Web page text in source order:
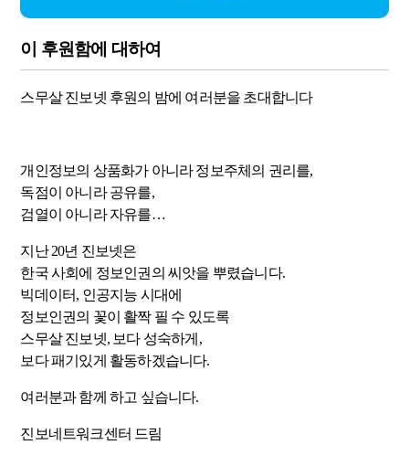
이 후원함에 대하여
스무살 진보넷 후원의 밤에 여러분을 초대합니다
개인정보의 상품화가 아니라 정보주체의 권리를,
독점이 아니라 공유를,
검열이 아니라 자유를…
지난 20년 진보넷은
한국 사회에 정보인권의 씨앗을 뿌렸습니다.
빅데이터, 인공지능 시대에
정보인권의 꽃이 활짝 필 수 있도록
스무살 진보넷, 보다 성숙하게,
보다 패기있게 활동하겠습니다.
여러분과 함께 하고 싶습니다.
진보네트워크센터 드림